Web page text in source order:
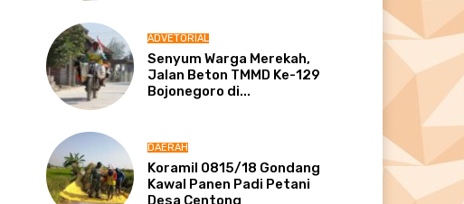
ADVETORIAL
Senyum Warga Merekah,
Jalan Beton TMMD Ke-129
Bojonegoro di...
DAERAH
Koramil 0815/18 Gondang
Kawal Panen Padi Petani
Desa Centong